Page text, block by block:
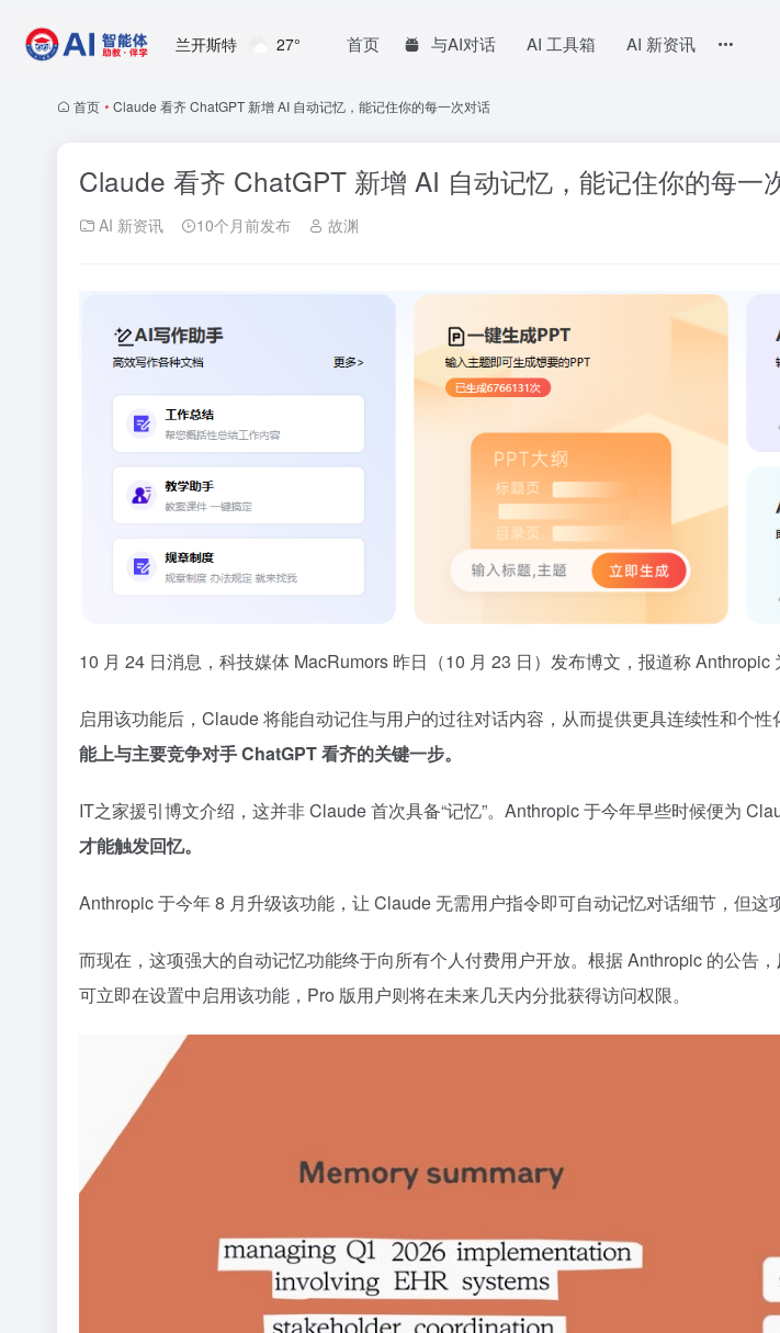
兰开斯特 27° 首页 与AI对话 AI 工具箱 AI 新资讯
首页 • Claude 看齐 ChatGPT 新增 AI 自动记忆，能记住你的每一次对话
Claude 看齐 ChatGPT 新增 AI 自动记忆，能记住你的每一
AI 新资讯 10个月前发布 故渊
10 月 24 日消息，科技媒体 MacRumors 昨日（10 月 23 日）发布博文，报道称 Anthropic
启用该功能后，Claude 将能自动记住与用户的过往对话内容，从而提供更具连续性和个
能上与主要竞争对手 ChatGPT 看齐的关键一步。
IT之家援引博文介绍，这并非 Claude 首次具备“记忆”。Anthropic 于今年早些时候便为
才能触发回忆。
Anthropic 于今年 8 月升级该功能，让 Claude 无需用户指令即可自动记忆对话细节，但
而现在，这项强大的自动记忆功能终于向所有个人付费用户开放。根据 Anthropic 的公告，
可立即在设置中启用该功能，Pro 版用户则将在未来几天内分批获得访问权限。